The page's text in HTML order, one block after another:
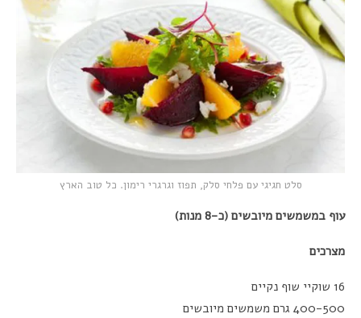
סלט חגיגי עם פלחי סלק, תפוז וגרגרי רימון. כל טוב הארץ
עוף במשמשים מיובשים (כ-8 מנות)
מצרכים
16 שוקיי שוף נקיים
400-500 גרם משמשים מיובשים